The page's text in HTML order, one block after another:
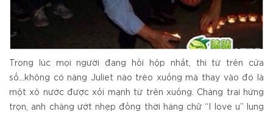
Trong lúc mọi người đang hồi hộp nhất, thì từ trên cửa
sổ...không có nàng Juliet nào trèo xuống mà thay vào đó là
một xô nước được xối mạnh từ trên xuống. Chàng trai hứng
trọn, anh chàng ướt nhẹp đồng thời hàng chữ “I love u” lung